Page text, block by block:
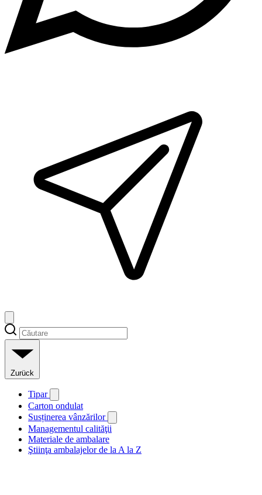
Zurück
Tipar
Carton ondulat
Susținerea vânzărilor
Managementul calităţii
Materiale de ambalare
Ştiinţa ambalajelor de la A la Z